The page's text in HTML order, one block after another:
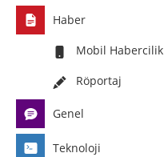
Haber
Mobil Habercilik
Röportaj
Genel
Teknoloji